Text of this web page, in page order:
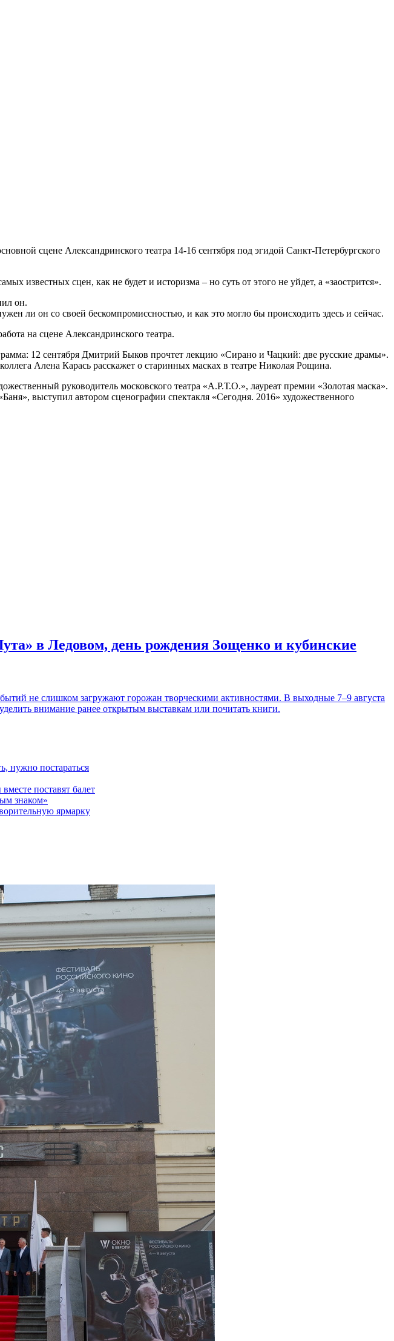
сцене Александринского театра 14-16 сентября под эгидой Санкт-Петербургского
известных сцен, как не будет и историзма – но суть от этого не уйдет, а «заострится».
он.
ли он со своей бескомпромиссностью, и как это могло бы происходить здесь и сейчас.
на сцене Александринского театра.
12 сентября Дмитрий Быков прочтет лекцию «Сирано и Чацкий: две русские драмы».
Алена Карась расскажет о старинных масках в театре Николая Рощина.
руководитель московского театра «А.Р.Т.О.», лауреат премии «Золотая маска».
выступил автором сценографии спектакля «Сегодня. 2016» художественного
в Ледовом, день рождения Зощенко и кубинские
не слишком загружают горожан творческими активностями. В выходные 7–9 августа
внимание ранее открытым выставкам или почитать книги.
нужно постараться
поставят балет
знаком»
ярмарку